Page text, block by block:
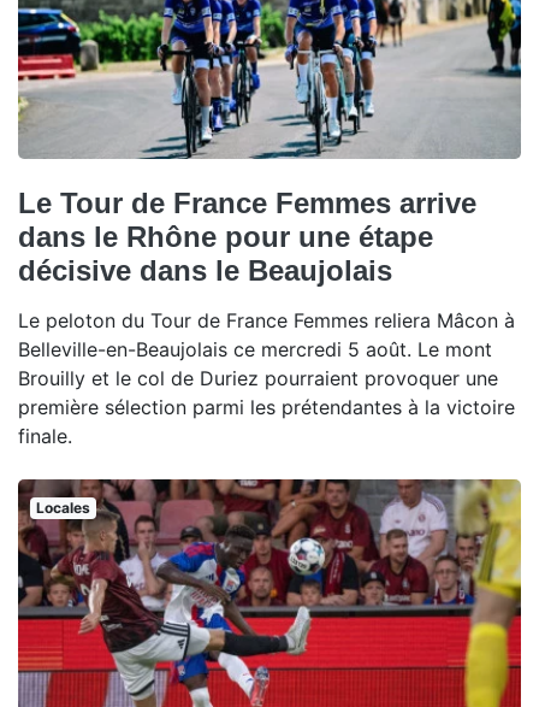
Le Tour de France Femmes arrive
dans le Rhône pour une étape
décisive dans le Beaujolais
Le peloton du Tour de France Femmes reliera Mâcon à
Belleville-en-Beaujolais ce mercredi 5 août. Le mont
Brouilly et le col de Duriez pourraient provoquer une
première sélection parmi les prétendantes à la victoire
finale.
Locales